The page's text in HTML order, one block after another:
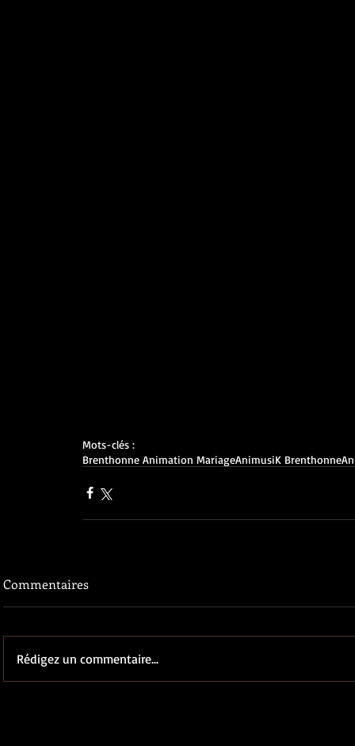
Mots-clés :
Brenthonne Animation MariageAnimusiK Brenthonne
Commentaires
Rédigez un commentaire...